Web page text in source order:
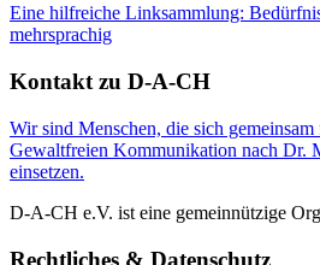
Eine hilfreiche Linksammlung:
mehrsprachig
Kontakt zu D-A-CH
Wir sind Menschen, die sich
Gewaltfreien Kommunikation nach Dr.
einsetzen.
D-A-CH e.V. ist eine gemeinnützige
Rechtliches & Datenschutz